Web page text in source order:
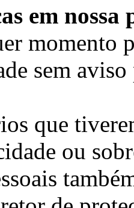
em
momento
sem
que
ou